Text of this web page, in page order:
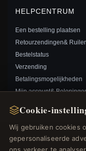
Cookie-
Wij gebruiken cookies
gepersonaliseerde
HELPCENTRUM
Een bestelling plaatsen
Retourzendingen&
Bestelstatus
Verzending
Betalingsmogelijkheden
Mijn account&
SNELLE LINKS